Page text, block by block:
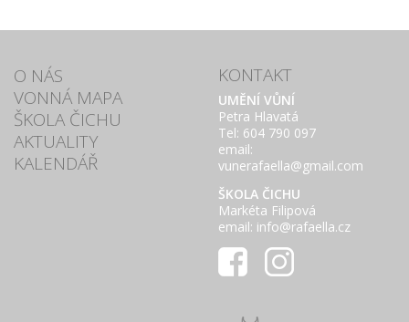
O NÁS
VONNÁ MAPA
ŠKOLA ČICHU
AKTUALITY
KALENDÁŘ
KONTAKT
UMĚNÍ VŮNÍ
Petra Hlavatá
Tel: 604 790 097
email:
vunerafaella@gmail.com
ŠKOLA ČICHU
Markéta Filipová
email: info@rafaella.cz